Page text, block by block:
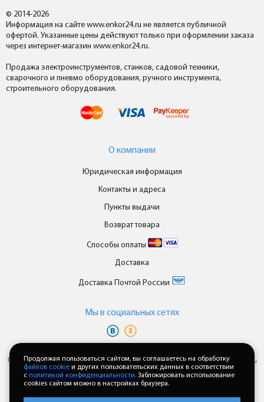
© 2014-2026
Информация на сайте www.enkor24.ru не является публичной
офертой. Указанные цены действуют только при оформлении заказа
через интернет-магазин www.enkor24.ru.
Продажа электроинструментов, станков, садовой техники,
сварочного и пневмо оборудования, ручного инструмента,
строительного оборудования.
О компании
Юридическая информация
Контакты и адреса
Пункты выдачи
Возврат товара
Способы оплаты
Доставка
Доставка Почтой России
Мы в cоциальных сетях
персональных данныхипользовательского соглашениякаждый раз,
когда оставляете свои данные в любой форме обратной связи на
сайте enkor24.ru
Продолжая пользоваться сайтом, вы соглашаетесь на обработку
файлов cookie и других пользовательских данных в соответствии
с политикой конфиденциальности. Заблокировать использование
cookies сайтом можно в настройках браузера.